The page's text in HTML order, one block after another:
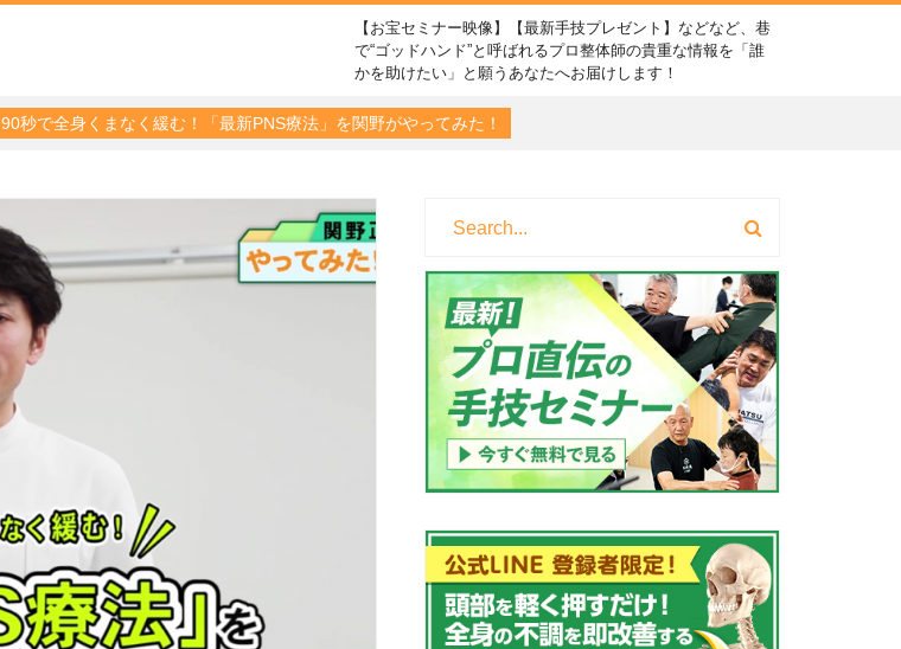
【お宝セミナー映像】【最新手技プレゼント】などなど、巷
で“ゴッドハンド”と呼ばれるプロ整体師の貴重な情報を「誰
かを助けたい」と願うあなたへお届けします！
90秒で全身くまなく緩む！「最新PNS療法」を関野がやってみた！